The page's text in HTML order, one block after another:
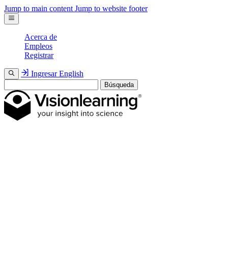
Jump to main content Jump to website footer
Acerca de
Empleos
Registrar
Ingresar English
Búsqueda